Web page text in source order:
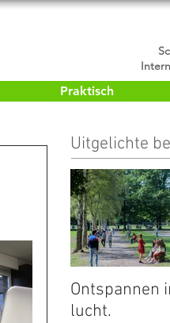
Praktisch
Uitgelichte
Ontspannen
lucht.